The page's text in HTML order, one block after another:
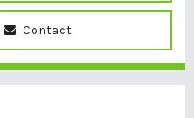
Contact